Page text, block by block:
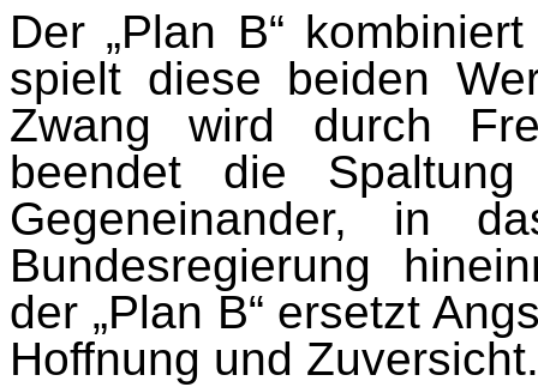
Der „Plan B“
spielt diese beiden
Zwang wird durch
beendet die
Gegeneinander, in
Bundesregierung
der „Plan B“ ersetzt
Hoffnung und Zuversicht.